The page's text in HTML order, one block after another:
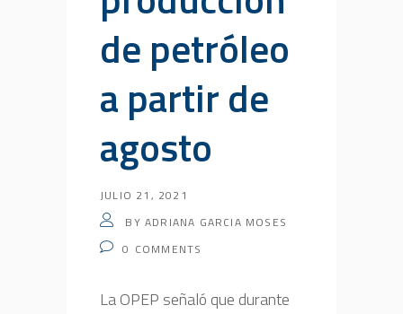
de petróleo
a partir de
agosto
JULIO 21, 2021
BYADRIANA GARCIA MOSES
0 COMMENTS
La OPEP señaló que durante